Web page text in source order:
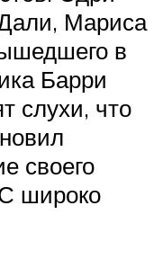
Мариса
в
Барри
слухи, что
своего
широко